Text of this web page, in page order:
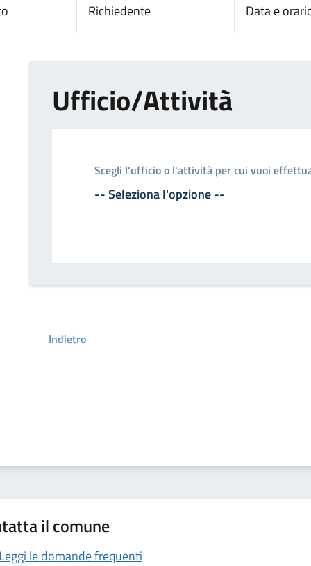
Richiedente Data e
Ufficio/Attività
Scegli l'ufficio o l'attività per cui vuoi
Indietro
il comune
le domande frequenti